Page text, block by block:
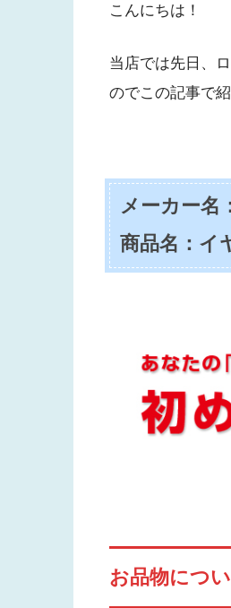
こんにちは！
当店では先日、
のでこの記事で
メーカー名
商品名：イ
お品物につ